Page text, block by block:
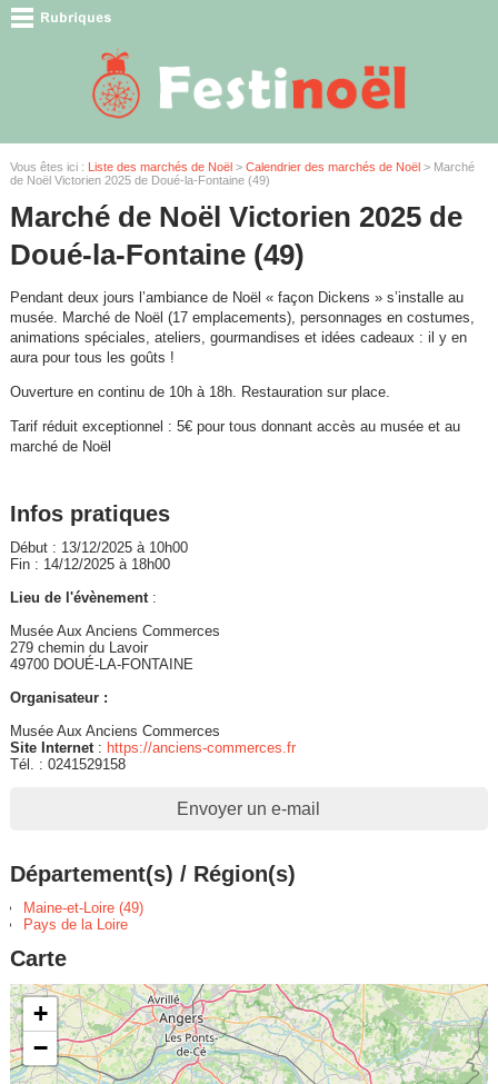
Vous êtes ici : Liste des marchés de Noël> Calendrier des marchés de Noël> Marché
de Noël Victorien 2025 de Doué-la-Fontaine (49)
Marché de Noël Victorien 2025 de
Doué-la-Fontaine (49)
Pendant deux jours l’ambiance de Noël « façon Dickens » s’installe au
musée. Marché de Noël (17 emplacements), personnages en costumes,
animations spéciales, ateliers, gourmandises et idées cadeaux : il y en
aura pour tous les goûts !
Ouverture en continu de 10h à 18h. Restauration sur place.
Tarif réduit exceptionnel : 5€ pour tous donnant accès au musée et au
marché de Noël
Infos pratiques
Début : 13/12/2025 à 10h00
Fin : 14/12/2025 à 18h00
Lieu de l'évènement:
Musée Aux Anciens Commerces
279 chemin du Lavoir
49700 DOUÉ-LA-FONTAINE
Organisateur :
Musée Aux Anciens Commerces
Site Internet: https://anciens-commerces.fr
Tél. : 0241529158
Envoyer un e-mail
Département(s) / Région(s)
Maine-et-Loire (49)
Pays de la Loire
Carte
+
−